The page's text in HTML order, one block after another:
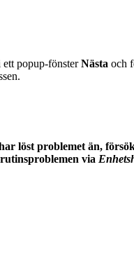
popup-fönsterNästa och
löst problemet än,
via